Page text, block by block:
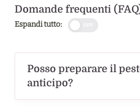
Domande frequenti
Espandi tutto:
Posso preparare il
anticipo?